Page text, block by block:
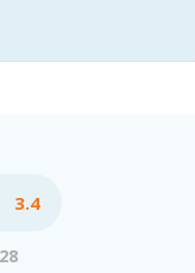
3.4